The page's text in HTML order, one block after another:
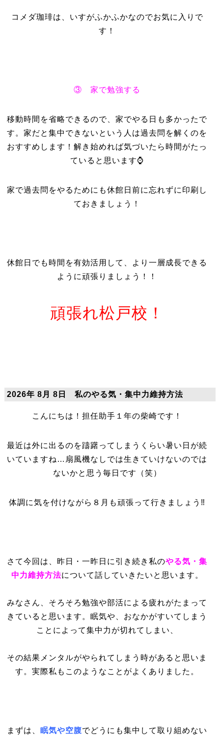
コメダ珈琲は、いすがふかふかなのでお気に入りで
す！
③ 家で勉強する
移動時間を省略できるので、家でやる日も多かったで
す。家だと集中できないという人は過去問を解くのを
おすすめします！解き始めれば気づいたら時間がたっ
ていると思います⌚
家で過去問をやるためにも休館日前に忘れずに印刷し
ておきましょう！
休館日でも時間を有効活用して、より一層成長できる
ように頑張りましょう！！
頑張れ松戸校！
2026年 8月 8日 私のやる気・集中力維持方法
こんにちは！担任助手１年の柴崎です！
最近は外に出るのを躊躇ってしまうくらい暑い日が続
いていますね…扇風機なしでは生きていけないのでは
ないかと思う毎日です（笑）
体調に気を付けながら８月も頑張って行きましょう‼
さて今回は、昨日・一昨日に引き続き私のやる気・集
中力維持方法について話していきたいと思います。
みなさん、そろそろ勉強や部活による疲れがたまって
きていると思います。眠気や、おなかがすいてしまう
ことによって集中力が切れてしまい、
その結果メンタルがやられてしまう時があると思いま
す。実際私もこのようなことがよくありました。
まずは、眠気や空腹でどうにも集中して取り組めない